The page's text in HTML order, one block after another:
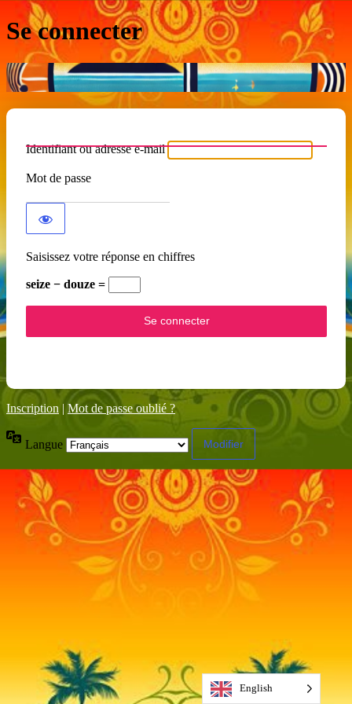
Se connecter
Identifiant ou adresse e-mail
Mot de passe
Saisissez votre réponse en chiffres
seize − douze =
Inscription | Mot de passe oublié ?
Langue
English